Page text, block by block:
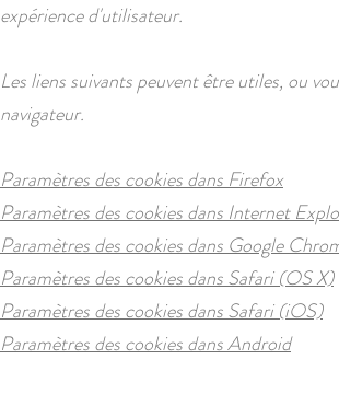
expérience d'utilisateur.
Les liens suivants peuvent être utiles, ou
navigateur.
Paramètres des cookies dans Firefox
Paramètres des cookies dans Internet
Paramètres des cookies dans Google
Paramètres des cookies dans Safari (OS X)
Paramètres des cookies dans Safari (iOS)
Paramètres des cookies dans Android